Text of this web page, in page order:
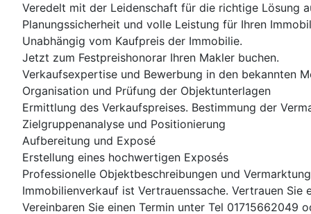
Veredelt mit der Leidenschaft für die richtige Lösung
Planungssicherheit und volle Leistung für Ihren
Unabhängig vom Kaufpreis der Immobilie.
Jetzt zum Festpreishonorar Ihren Makler buchen.
Verkaufsexpertise und Bewerbung in den bekannten
Organisation und Prüfung der Objektunterlagen
Ermittlung des Verkaufspreises. Bestimmung der
Zielgruppenanalyse und Positionierung
Aufbereitung und Exposé
Erstellung eines hochwertigen Exposés
Professionelle Objektbeschreibungen und
Immobilienverkauf ist Vertrauenssache. Vertrauen
Vereinbaren Sie einen Termin unter Tel 01715662049